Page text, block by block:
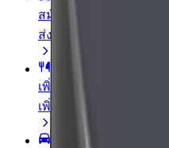
สมัครเป็นคนส่งพัสดุ
ส่งอาหารและรับรายได้
เพิ่มร้านอาหารหรือร้าน
เพิ่มรายได้ด้วยการเข้